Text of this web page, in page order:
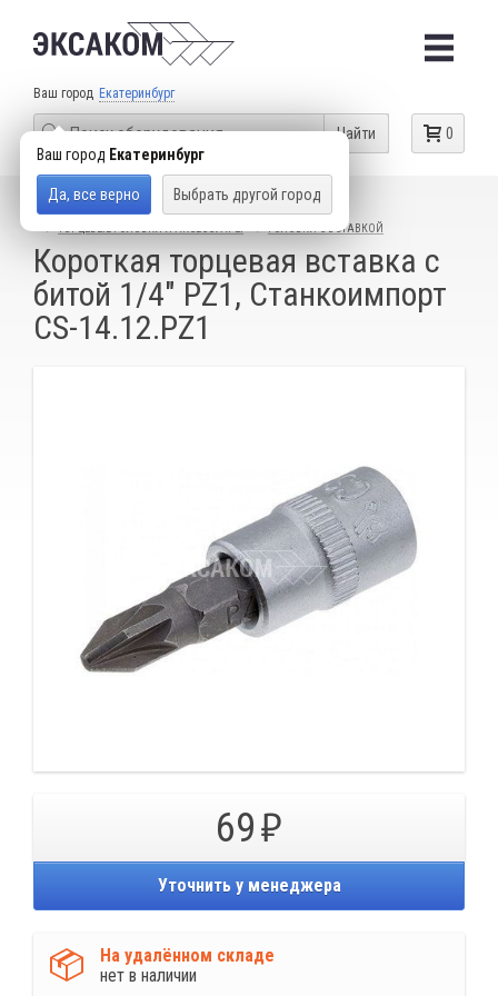
Ваш город Екатеринбург
Ваш город Екатеринбург
Да, все верно Выбрать другой город
0
Найти
КАТАЛОГ ТОВАРОВ
СЛЕСАРНЫЙ ИНСТРУМЕНТ
ГОЛОВКИ С ВСТАВКОЙ
Короткая торцевая вставка с
битой 1/4" PZ1, Станкоимпорт
CS-14.12.PZ1
69
Уточнить у менеджера
На удалённом складе
нет в наличии